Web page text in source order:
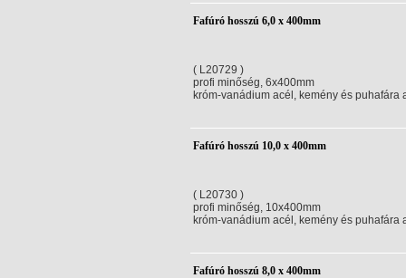
Fafúró hosszú 6,0 x 400mm
( L20729 )
profi minőség, 6x400mm
króm-vanádium acél, kemény és puhafára
Fafúró hosszú 10,0 x 400mm
( L20730 )
profi minőség, 10x400mm
króm-vanádium acél, kemény és puhafára
Fafúró hosszú 8,0 x 400mm